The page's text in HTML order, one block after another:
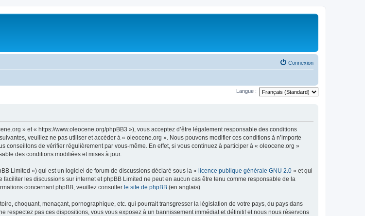
Connexion
Langue :
» et « https://www.oleocene.org/phpBB3 »), vous acceptez d’être légalement responsable des conditions
veuillez ne pas utiliser et accéder à « oleocene.org ». Nous pouvons modifier ces conditions à n’importe
de vérifier régulièrement par vous-même. En effet, si vous continuez à participer à « oleocene.org »
des conditions modifiées et mises à jour.
Limited ») qui est un logiciel de forum de discussions déclaré sous la « licence publique générale GNU 2.0 » et qui
les discussions sur internet et phpBB Limited ne peut en aucun cas être tenu comme responsable de la
concernant phpBB, veuillez consulter le site de phpBB (en anglais).
choquant, menaçant, pornographique, etc. qui pourrait transgresser la législation de votre pays, du pays dans
respectez pas ces dispositions, vous vous exposez à un bannissement immédiat et définitif et nous nous réservons